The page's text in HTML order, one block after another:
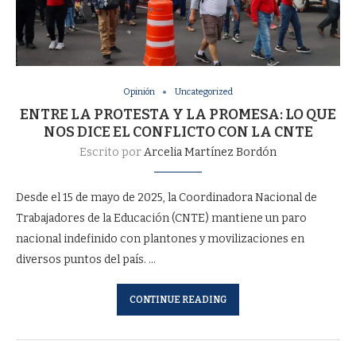
Opinión Uncategorized
ENTRE LA PROTESTA Y LA PROMESA: LO QUE
NOS DICE EL CONFLICTO CON LA CNTE
Escrito porArcelia Martínez Bordón
Desde el 15 de mayo de 2025, la Coordinadora Nacional de
Trabajadores de la Educación (CNTE) mantiene un paro
nacional indefinido con plantones y movilizaciones en
diversos puntos del país. …
CONTINUE READING